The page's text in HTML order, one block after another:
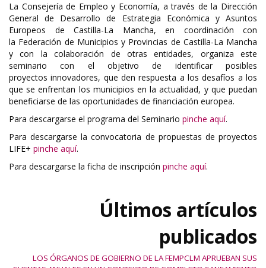
La Consejería de Empleo y Economía, a través de la Dirección
General de Desarrollo de Estrategia Económica y Asuntos
Europeos de Castilla-La Mancha, en coordinación con
la Federación de Municipios y Provincias de Castilla-La Mancha
y con la colaboración de otras entidades, organiza este
seminario con el objetivo de identificar posibles
proyectos innovadores, que den respuesta a los desafíos a los
que se enfrentan los municipios en la actualidad, y que puedan
beneficiarse de las oportunidades de financiación europea.
Para descargarse el programa del Seminario pinche aquí.
Para descargarse la convocatoria de propuestas de proyectos
LIFE+ pinche aquí.
Para descargarse la ficha de inscripción pinche aquí.
Últimos artículos
publicados
LOS ÓRGANOS DE GOBIERNO DE LA FEMPCLM APRUEBAN SUS